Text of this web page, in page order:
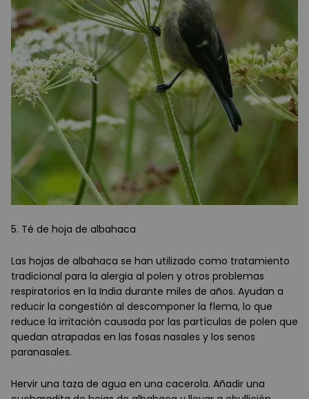
5. Té de hoja de albahaca
Las hojas de albahaca se han utilizado como tratamiento
tradicional para la alergia al polen y otros problemas
respiratorios en la India durante miles de años. Ayudan a
reducir la congestión al descomponer la flema, lo que
reduce la irritación causada por las partículas de polen que
quedan atrapadas en las fosas nasales y los senos
paranasales.
Hervir una taza de agua en una cacerola. Añadir una